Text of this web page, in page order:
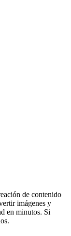
de contenido
imágenes y
en minutos. Si